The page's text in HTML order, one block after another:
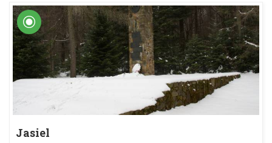
Jasiel